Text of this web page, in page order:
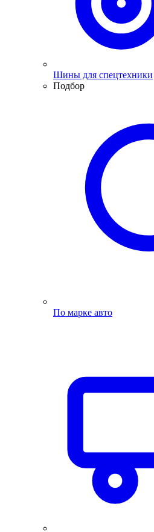
Шины для спецтехники
Подбор
По марке авто